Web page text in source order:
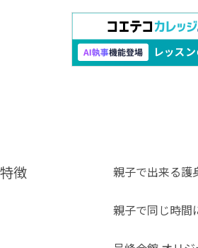
徴 親子で出来る護
親子で同じ時間